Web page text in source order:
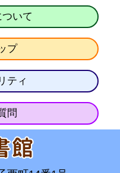
いて
プ
ティ
問